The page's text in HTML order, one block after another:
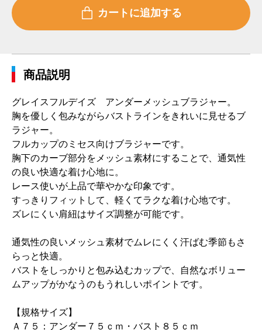
商品説明
グレイスフルデイズ アンダーメッシュブラジャー。
胸を優しく包みながらバストラインをきれいに見せるブ
ラジャー。
フルカップのミセス向けブラジャーです。
胸下のカーブ部分をメッシュ素材にすることで、通気性
の良い快適な着け心地に。
レース使いが上品で華やかな印象です。
すっきりフィットして、軽くてラクな着け心地です。
ズレにくい肩紐はサイズ調整が可能です。
通気性の良いメッシュ素材でムレにくく汗ばむ季節もさ
らっと快適。
バストをしっかりと包み込むカップで、自然なボリュー
ムアップがかなうのもうれしいポイントです。
【規格サイズ】
Ａ７５：アンダー７５ｃｍ・バスト８５ｃｍ